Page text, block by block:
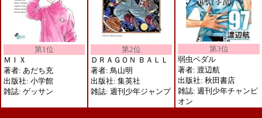
第1位
ＭＩＸ
著者: あだち充
出版社: 小学館
雑誌: ゲッサン
第2位
ＤＲＡＧＯＮ ＢＡＬＬ
著者: 鳥山明
出版社: 集英社
雑誌: 週刊少年ジャンプ
第3位
弱虫ペダル
著者: 渡辺航
出版社: 秋田書店
雑誌: 週刊少年チャンピ
オン